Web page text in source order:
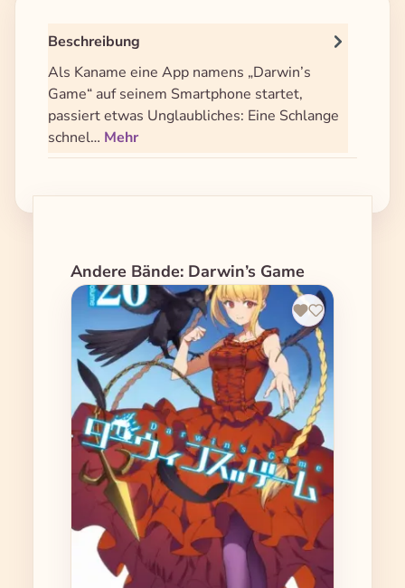
Beschreibung
Als Kaname eine App namens „Darwin’s
Game“ auf seinem Smartphone startet,
passiert etwas Unglaubliches: Eine Schlange
schnel… Mehr
Produktgalerie überspringen
Andere Bände: Darwin’s Game